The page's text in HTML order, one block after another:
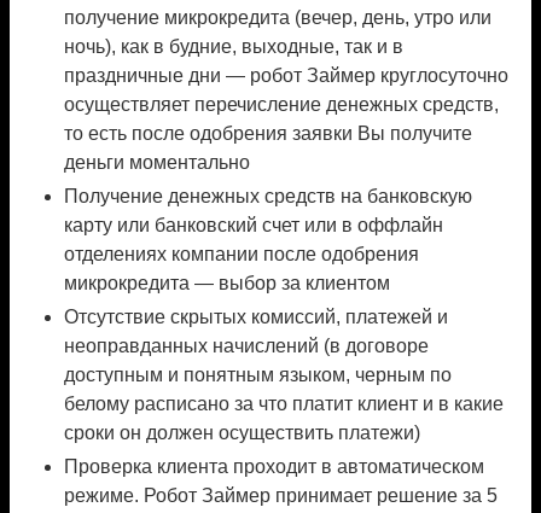
получение микрокредита (вечер, день, утро или
ночь), как в будние, выходные, так и в
праздничные дни — робот Займер круглосуточно
осуществляет перечисление денежных средств,
то есть после одобрения заявки Вы получите
деньги моментально
Получение денежных средств на банковскую
карту или банковский счет или в оффлайн
отделениях компании после одобрения
микрокредита — выбор за клиентом
Отсутствие скрытых комиссий, платежей и
неоправданных начислений (в договоре
доступным и понятным языком, черным по
белому расписано за что платит клиент и в какие
сроки он должен осуществить платежи)
Проверка клиента проходит в автоматическом
режиме. Робот Займер принимает решение за 5